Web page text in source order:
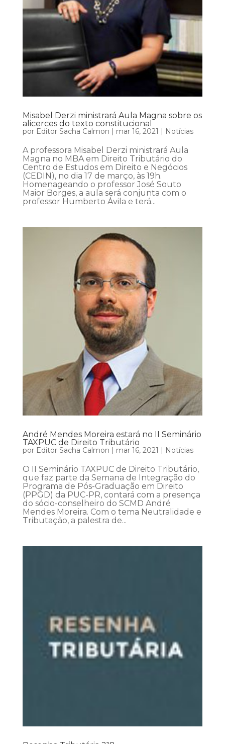
Misabel Derzi ministrará Aula Magna sobre os
alicerces do texto constitucional
por Editor Sacha Calmon | mar 16, 2021 | Notícias
A professora Misabel Derzi ministrará Aula
Magna no MBA em Direito Tributário do
Centro de Estudos em Direito e Negócios
(CEDIN), no dia 17 de março, às 19h.
Homenageando o professor José Souto
Maior Borges, a aula será conjunta com o
professor Humberto Ávila e terá...
André Mendes Moreira estará no II Seminário
TAXPUC de Direito Tributário
por Editor Sacha Calmon mar 16, 2021 Notícias
O II Seminário TAXPUC de Direito Tributário,
que faz parte da Semana de Integração do
Programa de Pós-Graduação em Direito
(PPGD) da PUC-PR, contará com a presença
do sócio-conselheiro do SCMD André
Mendes Moreira. Com o tema Neutralidade e
Tributação, a palestra de...